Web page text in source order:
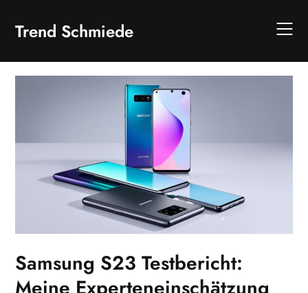
content
Trend Schmiede
Samsung S23 Testbericht: